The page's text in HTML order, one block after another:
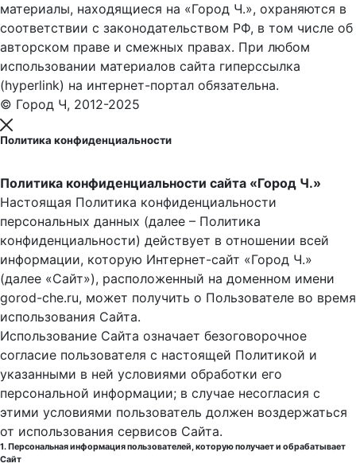
материалы, находящиеся на «Город Ч.», охраняются в
соответствии с законодательством РФ, в том числе об
авторском праве и смежных правах. При любом
использовании материалов сайта гиперссылка
(hyperlink) на интернет-портал обязательна.
© Город Ч, 2012-2025
Политика конфиденциальности
Политика конфиденциальности сайта «Город Ч.»
Настоящая Политика конфиденциальности
персональных данных (далее – Политика
конфиденциальности) действует в отношении всей
информации, которую Интернет-сайт «Город Ч.»
(далее «Сайт»), расположенный на доменном имени
gorod-che.ru, может получить о Пользователе во время
использования Cайта.
Использование Сайта означает безоговорочное
согласие пользователя с настоящей Политикой и
указанными в ней условиями обработки его
персональной информации; в случае несогласия с
этими условиями пользователь должен воздержаться
от использования сервисов Сайта.
1. Персональная информация пользователей, которую получает и обрабатывает
Сайт